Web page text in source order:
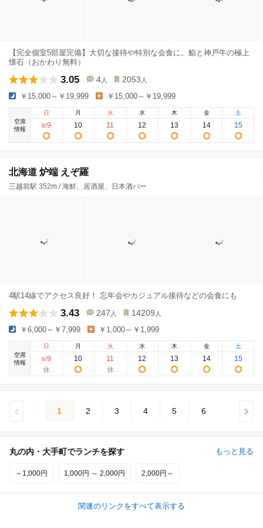
【完全個室5部屋完備】大切な接待や特別な会食に。鮨と神戸牛の極上
懐石（おかわり無料）
3.05 4 人 2053 人
￥15,000～￥19,999 ￥15,000～￥19,999
空席
情報
日
8/9
月
10
火
11
水
12
木
13
金
14
土
15
北海道 炉端 えぞ羅
三越前駅 352m / 海鮮、居酒屋、日本酒バー
4駅14線でアクセス良好！ 忘年会やカジュアル接待などの会食にも
3.43 247 人 14209 人
￥6,000～￥7,999 ￥1,000～￥1,999
空席
情報
日
8/9
月
10
火
11
水
12
木
13
金
14
土
15
1 2 3 4 5 6
丸の内・大手町でランチを探す もっと見る
～1,000円 1,000円 ～ 2,000円 2,000円～
関連のリンクをすべて表示する